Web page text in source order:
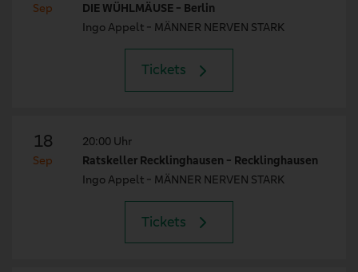
Sep
DIE WÜHLMÄUSE - Berlin
Ingo Appelt - MÄNNER NERVEN STARK
Tickets
18
Sep
20:00 Uhr
Ratskeller Recklinghausen - Recklinghausen
Ingo Appelt - MÄNNER NERVEN STARK
Tickets